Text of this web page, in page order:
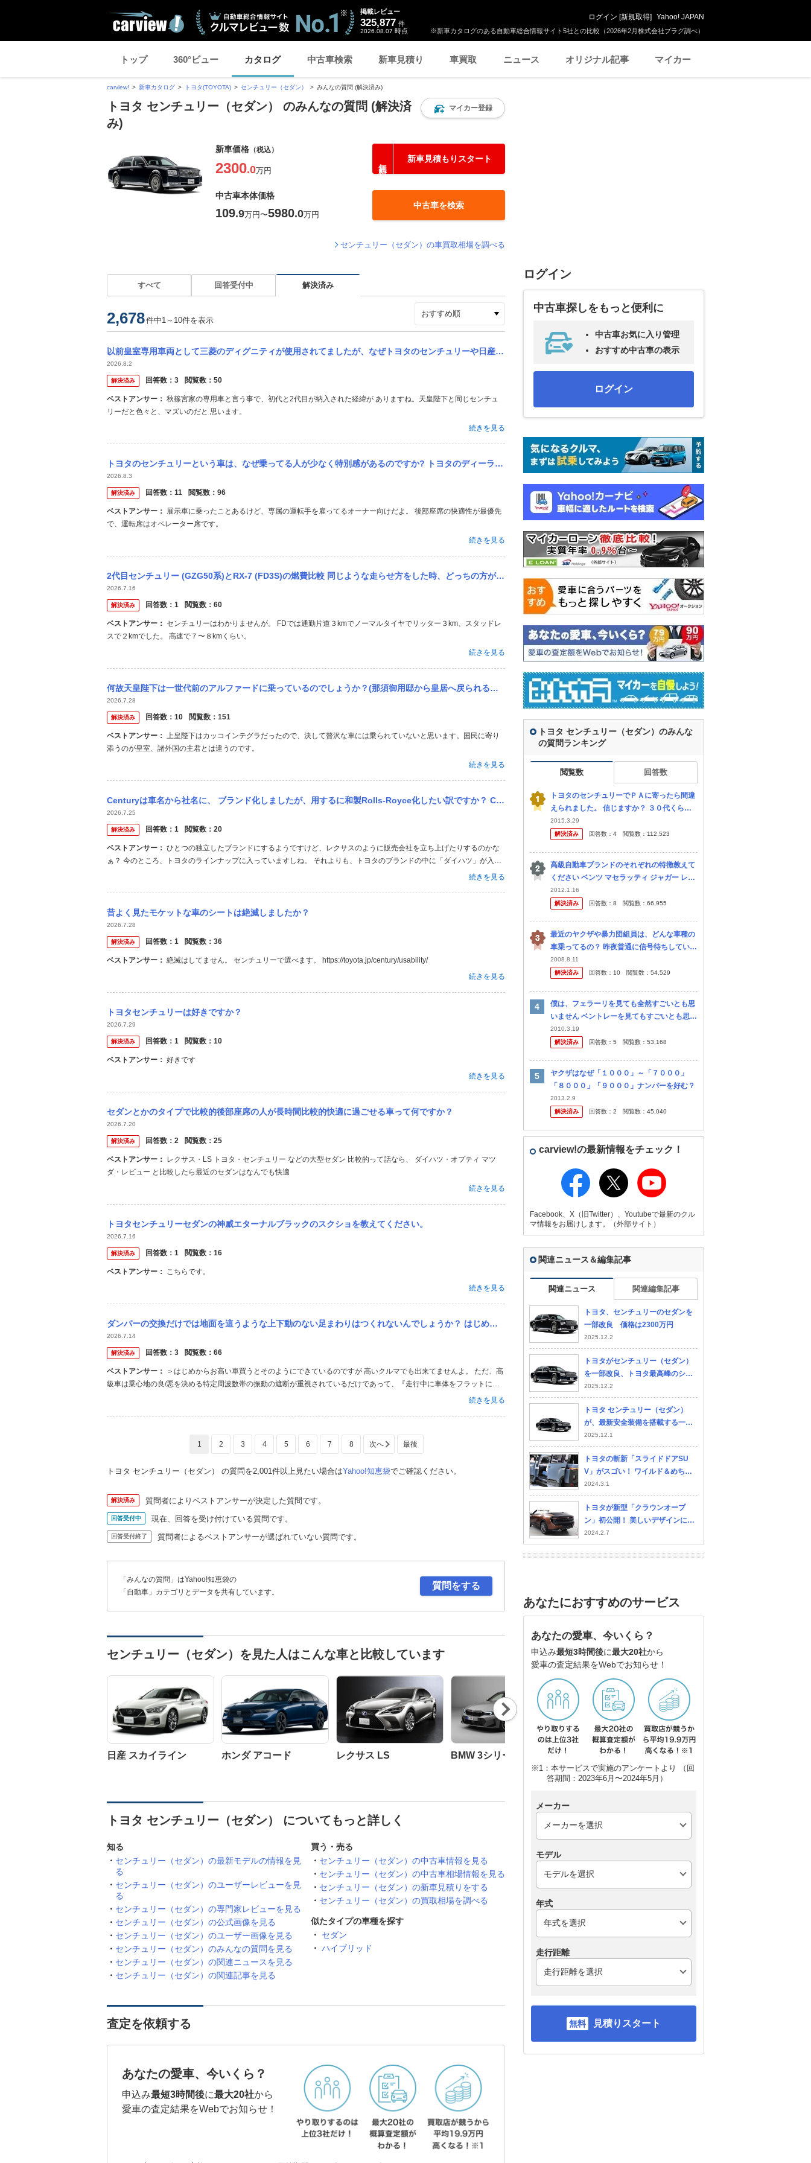
※新車カタログのある自動車総合情報サイト5社との比較（2026年2月株式会社プラグ調べ）
掲載レビュー
325,877 件
2026.08.07 時点
ログイン [新規取得] Yahoo! JAPAN
トップ 360°ビュー カタログ 中古車検索 新車見積り 車買取 ニュース オリジナル記事 マイカー
carview! 新車カタログ トヨタ(TOYOTA) センチュリー（セダン） みんなの質問 (解決済み)
トヨタ センチュリー（セダン） のみんなの質問 (解決済
み)
マイカー登録
新車価格 （税込）
2300.0万円
新車見積もりスタート
中古車本体価格
109.9万円〜5980.0万円
中古車を検索
センチュリー（セダン）の車買取相場を調べる
すべて 回答受付中 解決済み
2,678件中1～10件を表示
以前皇室専用車両として三菱のディグニティが使用されてましたが、なぜトヨタのセンチュリーや日産のプレジデントなど、有名どころの高級車を採用せずにディグニティにしたんでしょうか？
2026.8.2
解決済み 回答数： 3 閲覧数： 50
ベストアンサー：
リーだと色々と、マズいのだと 思います。
続きを見る
トヨタのセンチュリーという車は、なぜ乗ってる人が少なく特別感があるのですか? トヨタのディーラーの看板にもセンチュリーって書いてあるのを見たことがありません。裏メニュー的な取り扱いなんですか?
2026.8.3
解決済み 回答数： 11 閲覧数： 96
ベストアンサー：
で、運転席はオペレーター席です。
続きを見る
2代目センチュリー (GZG50系)とRX-7 (FD3S)の燃費比較 同じような走らせ方をした時、どっちの方が実燃費が悪いのでしょうか
2026.7.16
解決済み 回答数： 1 閲覧数： 60
ベストアンサー：
スで２kmでした。 高速で７〜８kmくらい。
続きを見る
何故天皇陛下は一世代前のアルファードに乗っているのでしょうか？(那須御用邸から皇居へ戻られる映像に写っていました) 天皇陛下なら、最低でもセンチュリー、レクサスLMまたはLS、何ならマイバッハや...
2026.7.28
解決済み 回答数： 10 閲覧数： 151
ベストアンサー：
添うのが皇室、諸外国の主君とは違うのです。
続きを見る
Centuryは車名から社名に、 ブランド化しましたが、用するに和製Rolls-Royce化したい訳ですか？ Century GRMNもBlack Bagdeを多少意識しているのでしょうか？
2026.7.25
解決済み 回答数： 1 閲覧数： 20
ベストアンサー：
ぁ？ 今のところ、トヨタのラインナップに入っていますしね。 それよりも、トヨタのブランドの中に「ダイハツ」が入っ
た方がびっくりでしたね。 今のダイハツ販売店が、レクサス店の様な専売店になるのかなぁ？ そうなると、ロッキーとか
続きを見る
昔よく見たモケットな車のシートは絶滅しましたか？
2026.7.28
解決済み 回答数： 1 閲覧数： 36
ベストアンサー： 絶滅はしてません。 センチュリーで選べます。 https://toyota.jp/century/usability/
続きを見る
トヨタセンチュリーは好きですか？
2026.7.29
解決済み 回答数： 1 閲覧数： 10
ベストアンサー： 好きです
続きを見る
セダンとかのタイプで比較的後部座席の人が長時間比較的快適に過ごせる車って何ですか？
2026.7.20
解決済み 回答数： 2 閲覧数： 25
ベストアンサー：
ダ・レビュー と比較したら最近のセダンはなんでも快適
続きを見る
トヨタセンチュリーセダンの神威エターナルブラックのスクショを教えてください。
2026.7.16
解決済み 回答数： 1 閲覧数： 16
ベストアンサー： こちらです。
続きを見る
ダンパーの交換だけでは地面を這うような上下動のない足まわりはつくれないんでしょうか？ はじめからお高い車買うとそのようにできているのですが、個人でダンパーだけオーダーしても…初動はいいのですが、...
2026.7.14
解決済み 回答数： 3 閲覧数： 66
ベストアンサー：
級車は乗心地の良/悪を決める特定周波数帯の振動の遮断が重視されているだけであって、『走行中に車体をフラットに保
つ』のではありません。 ハタから見て、そう見えてるだけです。 ＞ダンパーの交換だけでは地面を這うような上下動のな
続きを見る
1 2 3 4 5 6 7 8
トヨタ センチュリー（セダン） の質問を2,001件以上見たい場合はYahoo!知恵袋でご確認ください。
解決済み 質問者によりベストアンサーが決定した質問です。
回答受付中 現在、回答を受け付けている質問です。
回答受付終了 質問者によるベストアンサーが選ばれていない質問です。
「みんなの質問」はYahoo!知恵袋の
「自動車」カテゴリとデータを共有しています。
質問をする
センチュリー（セダン）を見た人はこんな車と比較しています
日産 スカイライン ホンダ アコード レクサス LS BMW 3シリーズ セダン
レクサス ISハイブリッ
ド
スバル WRX S4
Nex
t
トヨタ センチュリー（セダン） についてもっと詳しく
知る
センチュリー（セダン）の最新モデルの情報を見
る
センチュリー（セダン）のユーザーレビューを見
る
センチュリー（セダン）の専門家レビューを見る
センチュリー（セダン）の公式画像を見る
センチュリー（セダン）のユーザー画像を見る
センチュリー（セダン）のみんなの質問を見る
センチュリー（セダン）の関連ニュースを見る
センチュリー（セダン）の関連記事を見る
買う・売る
センチュリー（セダン）の中古車情報を見る
センチュリー（セダン）の中古車相場情報を見る
センチュリー（セダン）の新車見積りをする
センチュリー（セダン）の買取相場を調べる
似たタイプの車種を探す
セダン
ハイブリッド
査定を依頼する
あなたの愛車、今いくら？
申込み最短3時間後に最大20社から
愛車の査定結果をWebでお知らせ！
ログイン
中古車探しをもっと便利に
中古車お気に入り管理
おすすめ中古車の表示
ログイン
トヨタ センチュリー（セダン）のみんな
の質問ランキング
閲覧数 回答数
トヨタのセンチュリーでＰＡに寄ったら間違
えられました。 信じますか？ ３０代くらい
の女性達が、ねね かこ様かな？ 皇室の人か
な？ と言っているのが、聞こえて来ました。
2015.3.29
解決済み
回答数： 4 閲覧数： 112,523
高級自動車ブランドのそれぞれの特徴教えて
ください ベンツ マセラッティ ジャガー レク
サス ポルシェ アウディ ＢＭＷ フェラーリ 他
車の知識が全然ないのでつっこみ所多いと思
2012.1.16
解決済み
回答数： 8 閲覧数： 66,955
最近のヤクザや暴力団組員は、どんな車種の
車乗ってるの？ 昨夜普通に信号待ちしていた
ら、右折車線から強引にウインカーも出さず
本線に横入りされた 3台とも黒い車で、車種
2008.8.11
解決済み
回答数： 10 閲覧数： 54,529
僕は、フェラーリを見ても全然すごいとも思
いません ベントレーを見てもすごいとも思い
ません でも、トヨタのセンチュリーの”黒
色”と、ロールスロイスの”銀色”が嫌いなん
2010.3.19
解決済み
回答数： 5 閲覧数： 53,168
ヤクザはなぜ「１０００」～「７０００」
「８０００」「９０００」ナンバーを好む？
2013.2.9
解決済み
回答数： 2 閲覧数： 45,040
carview!の最新情報をチェック！
Facebook、X（旧Twitter）、Youtubeで最新のクル
マ情報をお届けします。（外部サイト）
関連ニュース＆編集記事
関連ニュース 関連編集記事
トヨタ、センチュリーのセダンを
一部改良 価格は2300万円
2025.12.2
トヨタがセンチュリー（セダン）
を一部改良、トヨタ最高峰のショ
ーファーカーはさらに進化
2025.12.2
トヨタ センチュリー（セダン）
が、最新安全装備を搭載する一部
改良を実施
2025.12.1
トヨタの斬新「スライドドアSU
V」がスゴい！ ワイルド＆めちゃ
使える！ 「クロスバン ギア」どん
なモデル？
2024.3.1
トヨタが新型「クラウンオープ
ン」初公開！ 美しいデザインに注
目!? センチュリーSUVオープンと
の共演が凄い！ 開発秘話とは
2024.2.7
あなたにおすすめのサービス
あなたの愛車、今いくら？
申込み最短3時間後に最大20社から
愛車の査定結果をWebでお知らせ！
※1：本サービスで実施のアンケートより （回
答期間：2023年6月〜2024年5月）
メーカー
モデル
年式
走行距離
見積りスタート